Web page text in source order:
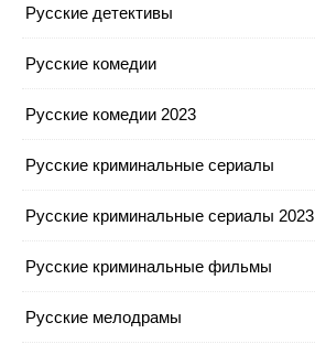
Русские детективы
Русские комедии
Русские комедии 2023
Русские криминальные сериалы
Русские криминальные сериалы 2023
Русские криминальные фильмы
Русские мелодрамы